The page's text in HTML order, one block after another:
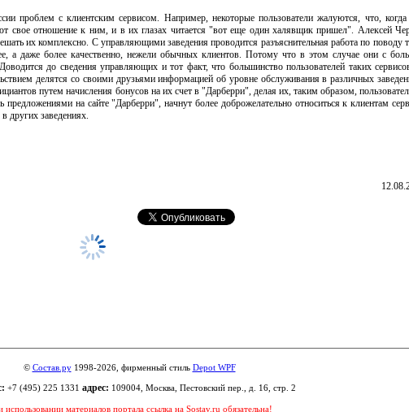
проблем с клиентским сервисом. Например, некоторые пользователи жалуются, что,
свое отношение к ним, и в их глазах читается "вот еще один халявщик пришел". Алексей
их комплексно. С управляющими заведения проводится разъяснительная работа по поводу
а даже более качественно, нежели обычных клиентов. Потому что в этом случае они с
до сведения управляющих и тот факт, что большинство пользователей таких
делятся со своими друзьями информацией об уровне обслуживания в различных
путем начисления бонусов на их счет в "Дарберри", делая их, таким образом,
на сайте "Дарберри", начнут более доброжелательно относиться к клиентам
других заведениях.
© Состав.ру1998-2026, фирменный стиль Depot WPF
+7 (495) 225 1331 адрес: 109004, Москва, Пестовский пер., д. 16, стр. 2
использовании материалов портала ссылка на Sostav.ru обязательна!